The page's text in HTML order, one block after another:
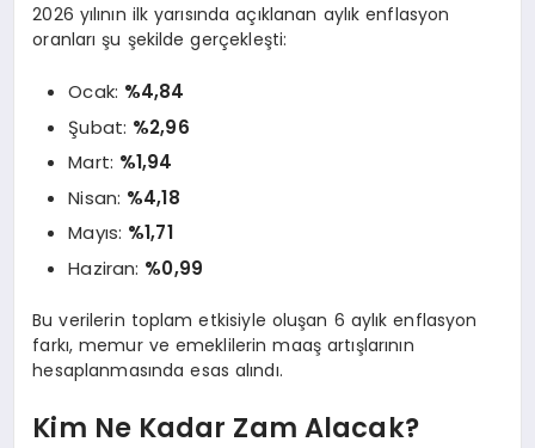
2026 yılının ilk yarısında açıklanan aylık enflasyon
oranları şu şekilde gerçekleşti:
Ocak: %4,84
Şubat: %2,96
Mart: %1,94
Nisan: %4,18
Mayıs: %1,71
Haziran: %0,99
Bu verilerin toplam etkisiyle oluşan 6 aylık enflasyon
farkı, memur ve emeklilerin maaş artışlarının
hesaplanmasında esas alındı.
Kim Ne Kadar Zam Alacak?